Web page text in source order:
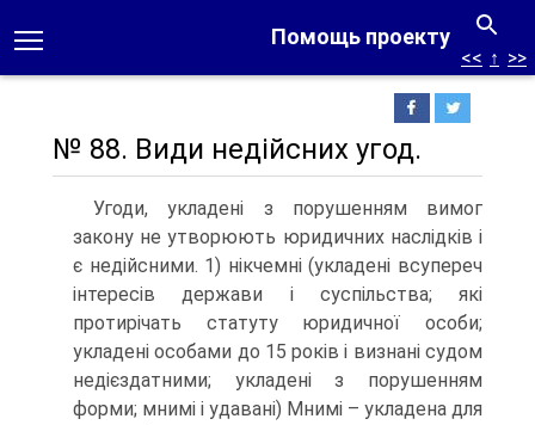
Помощь проекту
<< ↑ >>
№ 88. Види недійсних угод.
Угоди, укладені з порушенням вимог
закону не утворюють юридичних наслідків і
є недійсними. 1) нікчемні (укладені всупереч
інтересів держави і суспільства; які
протирічать статуту юридичної особи;
укладені особами до 15 років і визнані судом
недієздатними; укладені з порушенням
форми; мнимі і удавані) Мнимі – укладена для